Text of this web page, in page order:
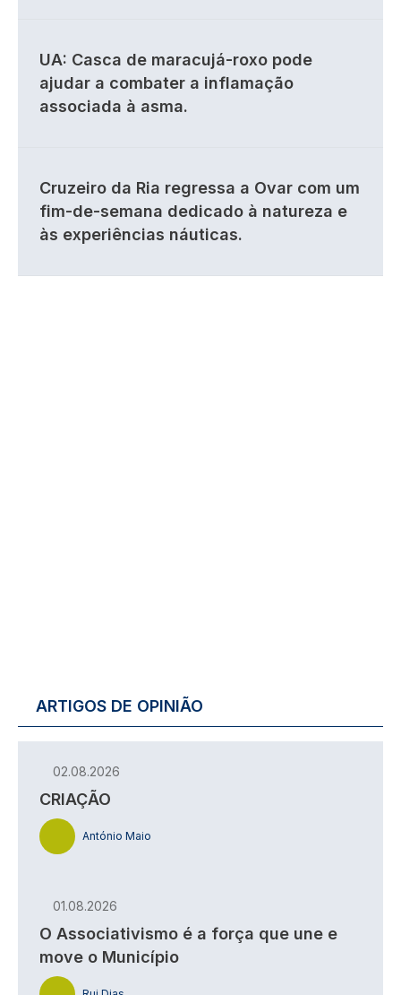
UA: Casca de maracujá-roxo pode
ajudar a combater a inflamação
associada à asma.
Cruzeiro da Ria regressa a Ovar com um
fim-de-semana dedicado à natureza e
às experiências náuticas.
ARTIGOS DE OPINIÃO
02.08.2026
CRIAÇÃO
António Maio
01.08.2026
O Associativismo é a força que une e
move o Município